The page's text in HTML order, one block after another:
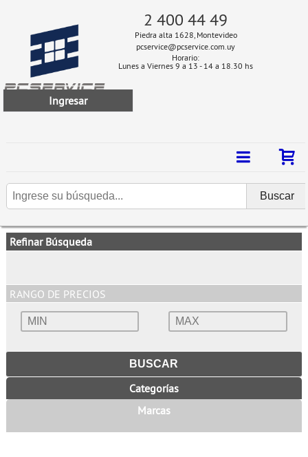
2 400 44 49
Piedra alta 1628, Montevideo
pcservice@pcservice.com.uy
Horario:
Lunes a Viernes 9 a 13 - 14 a 18.30 hs
Ingresar
Refinar Búsqueda
RANGO DE PRECIOS
Categorías
Marcas